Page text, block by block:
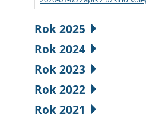
Rok 2025
Rok 2024
Rok 2023
Rok 2022
Rok 2021